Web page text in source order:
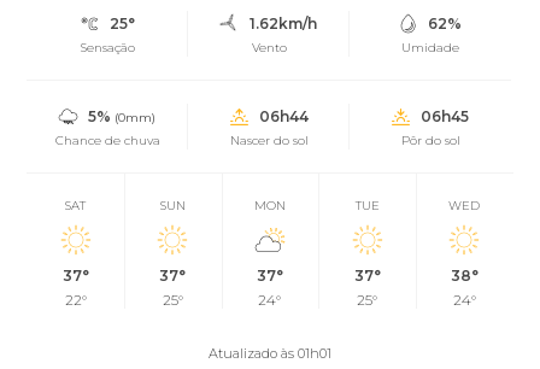
25°
Sensação
1.62km/h
Vento
62%
Umidade
5% (0mm)
Chance de chuva
06h44
Nascer do sol
06h45
Pôr do sol
SAT
37°
22°
SUN
37°
25°
MON
37°
24°
TUE
37°
25°
WED
38°
24°
Atualizado às 01h01